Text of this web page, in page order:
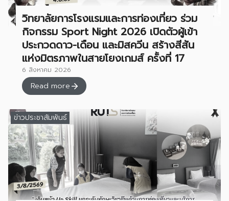
วิทยาลัยการโรงแรมและการท่องเที่ยว ร่วม
กิจกรรม Sport Night 2026 เปิดตัวผู้เข้า
ประกวดดาว-เดือน และมิสควีน สร้างสีสัน
แห่งมิตรภาพในสายโยงเกมส์ ครั้งที่ 17
6 สิงหาคม 2026
Read more
ข่าวประชาสัมพันธ์